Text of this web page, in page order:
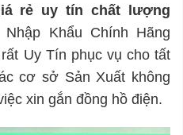
rẻ uy tín chất lượng
Khẩu Chính Hãng
Uy Tín phục vụ cho tất
cơ sở Sản Xuất không
xin gắn đồng hồ điện.